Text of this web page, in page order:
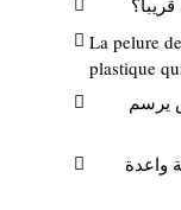
La pelure
plastique
يرسم
واعدة